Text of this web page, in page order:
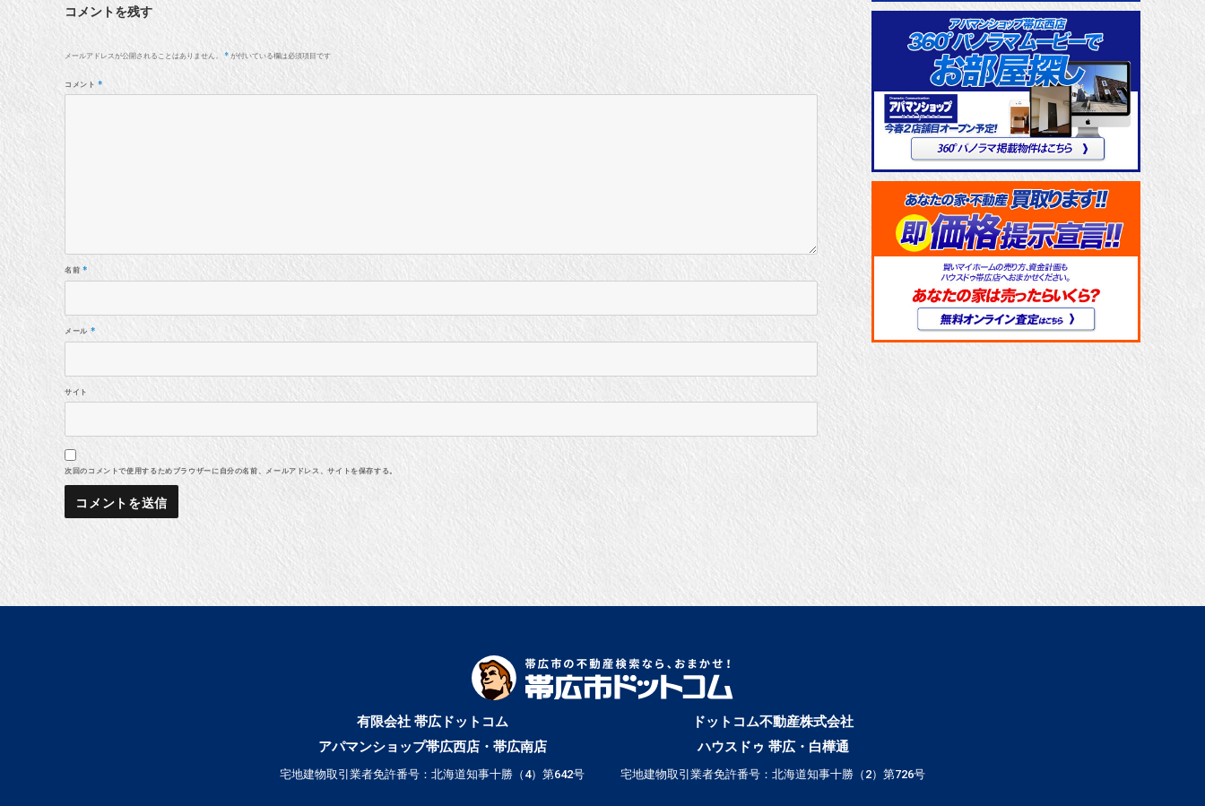
コメントを残す
メールアドレスが公開されることはありません。 * が付いている欄は必須項目です
コメント*
名前 *
メール *
サイト
次回のコメントで使用するためブラウザーに自分の名前、メールアドレス、サイトを保存する。
有限会社 帯広ドットコム
アパマンショップ帯広西店・帯広南店
宅地建物取引業者免許番号：北海道知事十勝（4）第642号
ドットコム不動産株式会社
ハウスドゥ 帯広・白樺通
宅地建物取引業者免許番号：北海道知事十勝（2）第726号